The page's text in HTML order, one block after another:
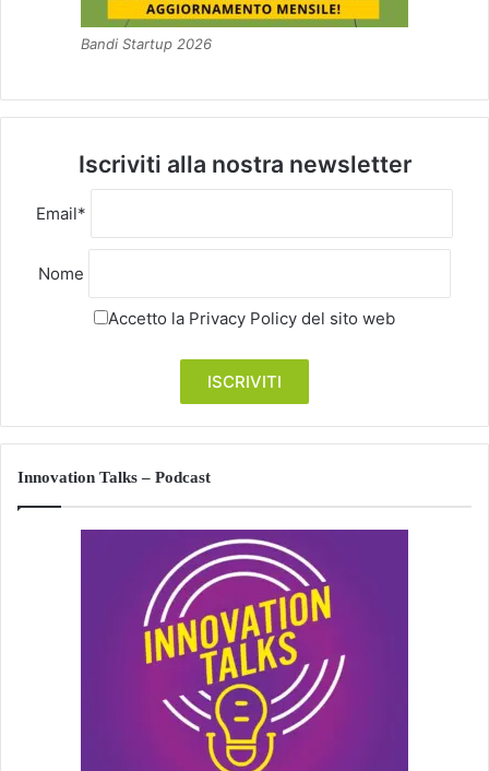
Bandi Startup 2026
Iscriviti alla nostra newsletter
Email*
Nome
Accetto la Privacy Policy del sito web
Innovation Talks – Podcast